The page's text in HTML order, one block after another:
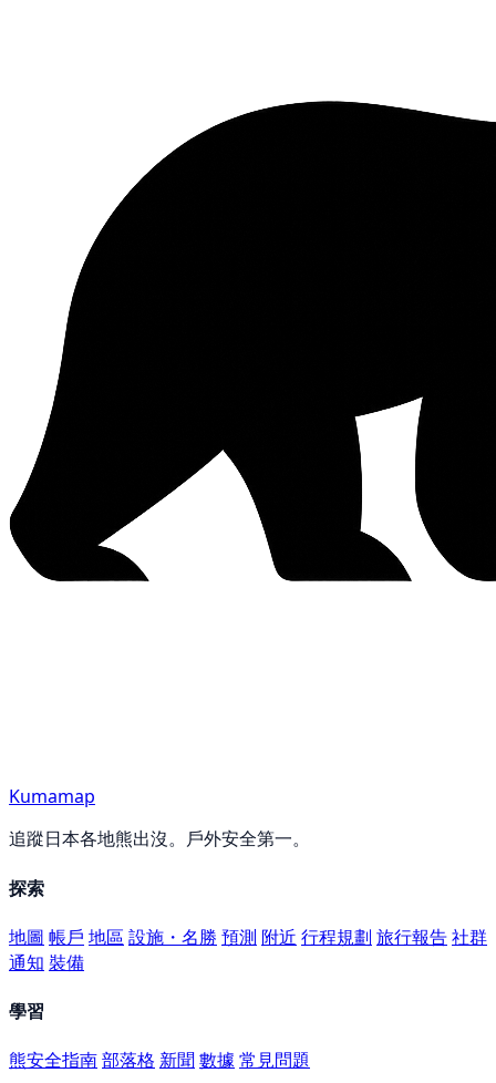
Kumamap
追蹤日本各地熊出沒。戶外安全第一。
探索
地圖 帳戶 地區 設施・名勝 預測 附近 行程規劃 旅行報告社群
通知 裝備
學習
熊安全指南部落格 新聞數據 常見問題